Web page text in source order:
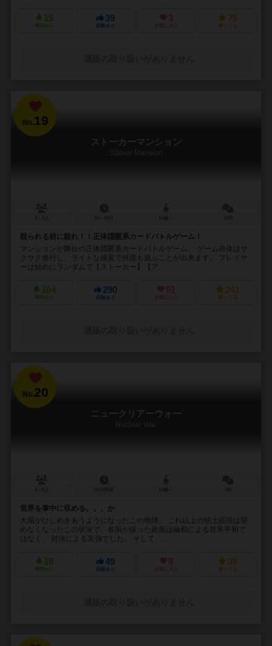
15
興味あり
39
経験あり
3
お気に入り
75
持ってる
No.19
ストーカーマンション
Stalker Mansion
殺られる前に殺れ！！正体隠匿系カードバトルゲーム！
マンションが舞台の正体隠匿系カードバトルゲーム。 ゲーム自体はサ
クサク進行し、ライトな感覚で何度も遊ぶことが出来ます。 プレイヤ
ーは始めにランダムで【ストーカー】【ア...
164
興味あり
290
経験あり
51
お気に入り
241
持ってる
No.20
ニュークリアーウォー
Nuclear War
世界を掌中に収める。。。か
大国がひしめきあうようになったこの地球。 これ以上の領土拡張は望
めなくなったこの状況で、各国が採った政策は融和による世界平和で
はなく、 対決による富強でした。 そして、...
18
興味あり
49
経験あり
8
お気に入り
38
持ってる